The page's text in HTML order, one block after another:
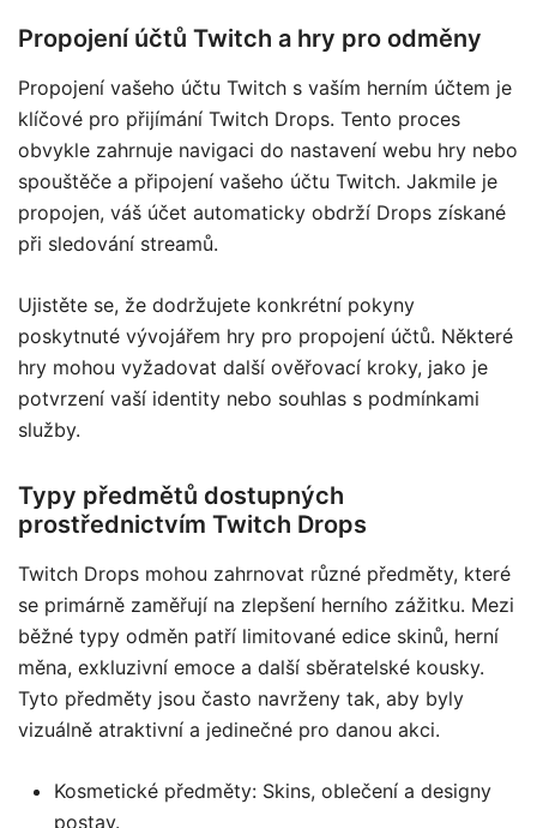
Propojení účtů Twitch a hry pro odměny
Propojení vašeho účtu Twitch s vaším herním účtem je
klíčové pro přijímání Twitch Drops. Tento proces
obvykle zahrnuje navigaci do nastavení webu hry nebo
spouštěče a připojení vašeho účtu Twitch. Jakmile je
propojen, váš účet automaticky obdrží Drops získané
při sledování streamů.
Ujistěte se, že dodržujete konkrétní pokyny
poskytnuté vývojářem hry pro propojení účtů. Některé
hry mohou vyžadovat další ověřovací kroky, jako je
potvrzení vaší identity nebo souhlas s podmínkami
služby.
Typy předmětů dostupných
prostřednictvím Twitch Drops
Twitch Drops mohou zahrnovat různé předměty, které
se primárně zaměřují na zlepšení herního zážitku. Mezi
běžné typy odměn patří limitované edice skinů, herní
měna, exkluzivní emoce a další sběratelské kousky.
Tyto předměty jsou často navrženy tak, aby byly
vizuálně atraktivní a jedinečné pro danou akci.
Kosmetické předměty: Skins, oblečení a designy
postav.